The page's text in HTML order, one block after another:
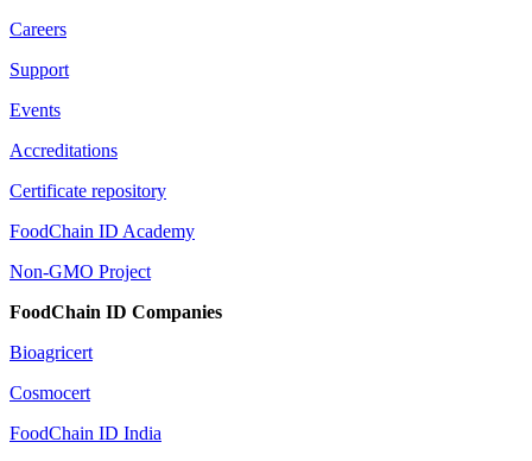
Careers
Support
Events
Accreditations
Certificate repository
FoodChain ID Academy
Non-GMO Project
FoodChain ID Companies
Bioagricert
Cosmocert
FoodChain ID India